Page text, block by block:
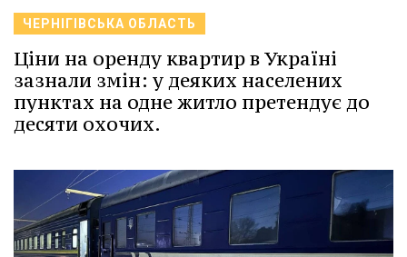
ЧЕРНІГІВСЬКА ОБЛАСТЬ
Ціни на оренду квартир в Україні
зазнали змін: у деяких населених
пунктах на одне житло претендує до
десяти охочих.